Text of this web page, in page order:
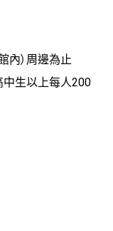
內）周邊為止
中生以上每人200